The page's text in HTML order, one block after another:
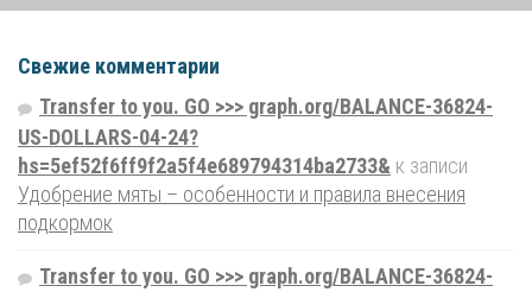
Свежие комментарии
Transfer to you. GO >>> graph.org/BALANCE-36824-
US-DOLLARS-04-24?
hs=5ef52f6ff9f2a5f4e689794314ba2733& к записи
Удобрение мяты – особенности и правила внесения
подкормок
Transfer to you. GO >>> graph.org/BALANCE-36824-